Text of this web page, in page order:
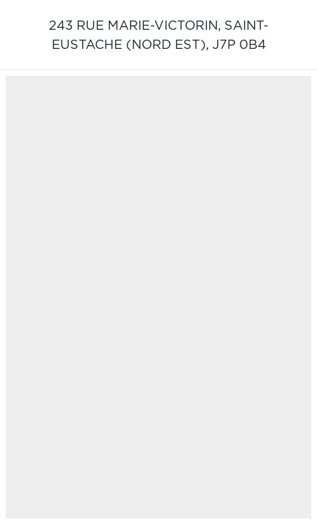
243 RUE MARIE-VICTORIN, SAINT-
EUSTACHE (NORD EST), J7P 0B4